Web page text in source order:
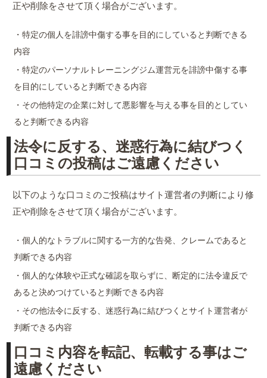
正や削除をさせて頂く場合がございます。
・特定の個人を誹謗中傷する事を目的にしていると判断できる
内容
・特定のパーソナルトレーニングジム運営元を誹謗中傷する事
を目的にしていると判断できる内容
・その他特定の企業に対して悪影響を与える事を目的としてい
ると判断できる内容
法令に反する、迷惑行為に結びつく
口コミの投稿はご遠慮ください
以下のような口コミのご投稿はサイト運営者の判断により修
正や削除をさせて頂く場合がございます。
・個人的なトラブルに関する一方的な告発、クレームであると
判断できる内容
・個人的な体験や正式な確認を取らずに、断定的に法令違反で
あると決めつけていると判断できる内容
・その他法令に反する、迷惑行為に結びつくとサイト運営者が
判断できる内容
口コミ内容を転記、転載する事はご
遠慮ください